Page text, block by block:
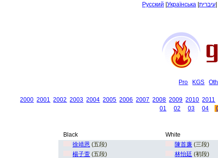
Русский Українська עיברית
Pro KGS
2000 2001 2002 2003 2004 2005 2006 2007 2008 2009 2010 2011
01
02 03 04
Black
White
徐靖恩 (五段) 陳首廉 (三段)
楊子萱 (五段) 林怡廷 (初段)